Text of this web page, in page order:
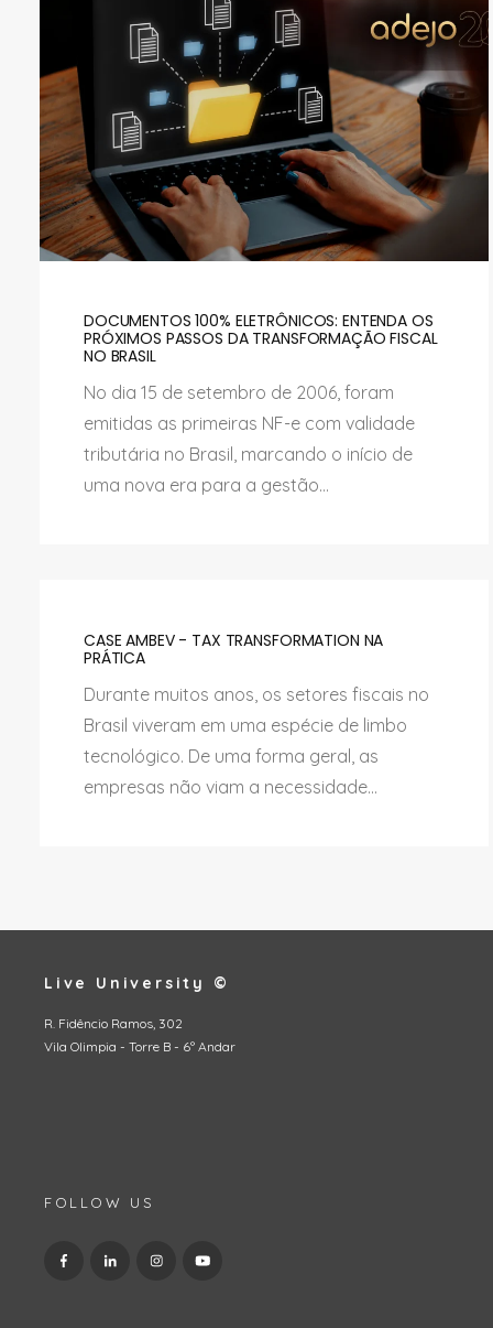
DOCUMENTOS 100% ELETRÔNICOS: ENTENDA OS
PRÓXIMOS PASSOS DA TRANSFORMAÇÃO FISCAL
NO BRASIL
No dia 15 de setembro de 2006, foram
emitidas as primeiras NF-e com validade
tributária no Brasil, marcando o início de
uma nova era para a gestão...
CASE AMBEV - TAX TRANSFORMATION NA
PRÁTICA
Durante muitos anos, os setores fiscais no
Brasil viveram em uma espécie de limbo
tecnológico. De uma forma geral, as
empresas não viam a necessidade...
Live University ©
R. Fidêncio Ramos, 302
Vila Olimpia - Torre B - 6º Andar
FOLLOW US